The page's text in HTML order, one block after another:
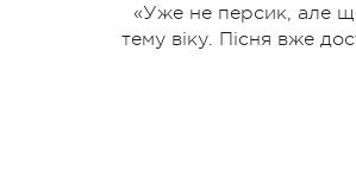
«Уже не персик, але
тему віку. Пісня вже